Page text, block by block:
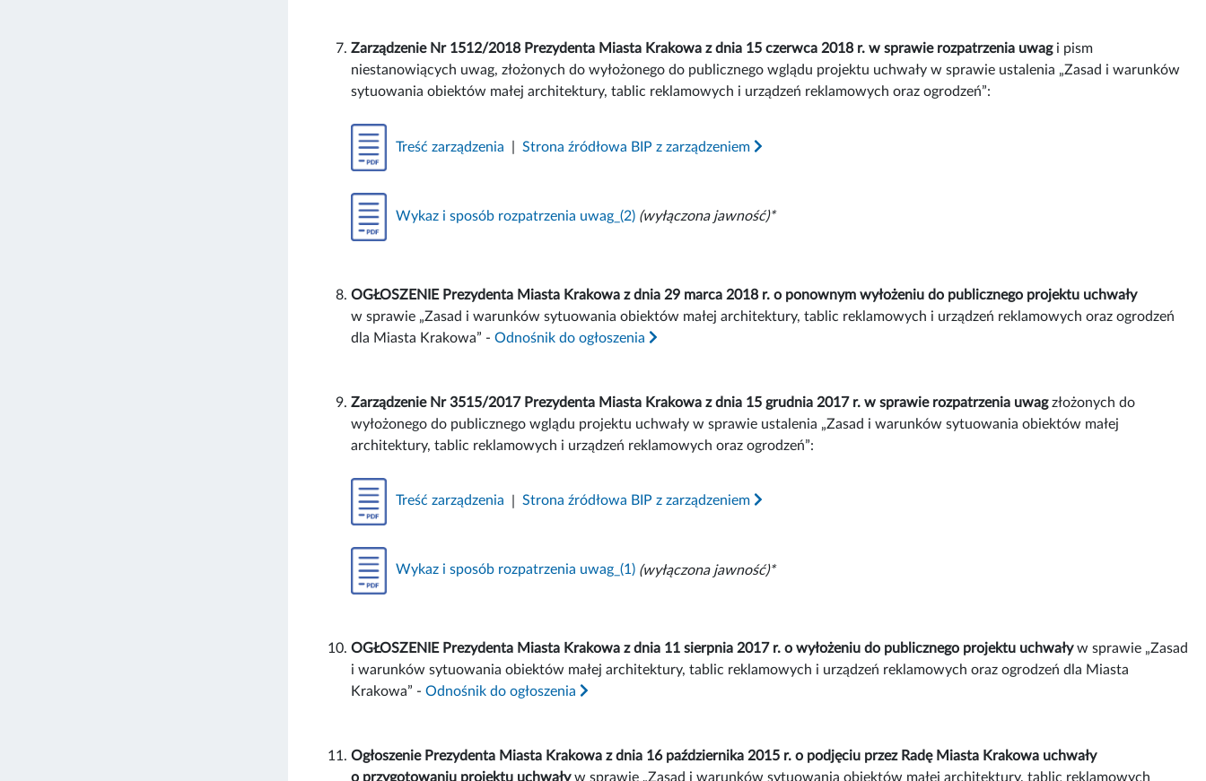
Zarządzenie Nr 1512/2018 Prezydenta Miasta Krakowa z dnia 15 czerwca 2018 r. w sprawie rozpatrzenia uwagi pism
niestanowiących uwag, złożonych do wyłożonego do publicznego wglądu projektu uchwały w sprawie ustalenia „Zasad i warunków
sytuowania obiektów małej architektury, tablic reklamowych i urządzeń reklamowych oraz ogrodzeń”:
Treść zarządzenia Strona źródłowa BIP z zarządzeniem
Wykaz i sposób rozpatrzenia uwag_(2) (wyłączona jawność)*
OGŁOSZENIE Prezydenta Miasta Krakowa z dnia 29 marca 2018 r. o ponownym wyłożeniu do publicznego projektu uchwały
w sprawie „Zasad i warunków sytuowania obiektów małej architektury, tablic reklamowych i urządzeń reklamowych oraz ogrodzeń
dla Miasta Krakowa” - Odnośnik do ogłoszenia
Zarządzenie Nr 3515/2017 Prezydenta Miasta Krakowa z dnia 15 grudnia 2017 r. w sprawie rozpatrzenia uwagzłożonych do
wyłożonego do publicznego wglądu projektu uchwały w sprawie ustalenia „Zasad i warunków sytuowania obiektów małej
architektury, tablic reklamowych i urządzeń reklamowych oraz ogrodzeń”:
Treść zarządzenia Strona źródłowa BIP z zarządzeniem
Wykaz i sposób rozpatrzenia uwag_(1) (wyłączona jawność)*
OGŁOSZENIE Prezydenta Miasta Krakowa z dnia 11 sierpnia 2017 r. o wyłożeniu do publicznego projektu uchwaływ sprawie „Zasad
i warunków sytuowania obiektów małej architektury, tablic reklamowych i urządzeń reklamowych oraz ogrodzeń dla Miasta
Krakowa” - Odnośnik do ogłoszenia
Ogłoszenie Prezydenta Miasta Krakowa z dnia 16 października 2015 r. o podjęciu przez Radę Miasta Krakowa uchwały
o przygotowaniu projektu uchwaływ sprawie „Zasad i warunków sytuowania obiektów małej architektury, tablic reklamowych